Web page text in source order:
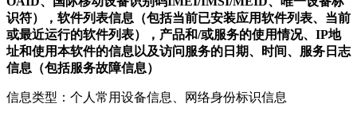
识符），软件列表信息（包括当前已安装应用软件列表、当前
或最近运行的软件列表），产品和/或服务的使用情况、IP地
址和使用本软件的信息以及访问服务的日期、时间、服务日志
信息（包括服务故障信息）
信息类型：个人常用设备信息、网络身份标识信息